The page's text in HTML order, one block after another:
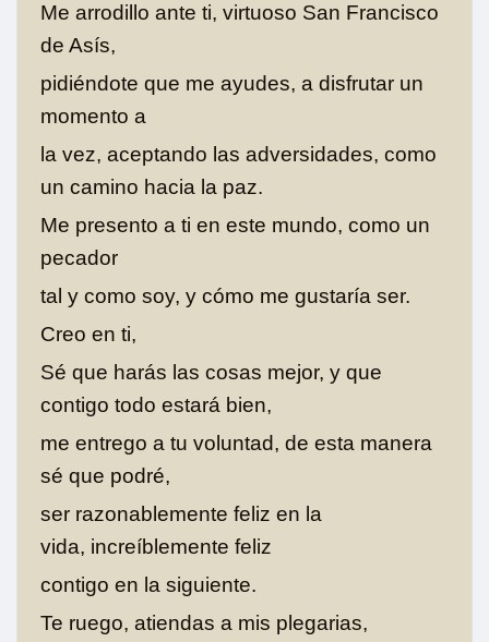
Me arrodillo ante ti, virtuoso San Francisco
de Asís,
pidiéndote que me ayudes, a disfrutar un
momento a
la vez, aceptando las adversidades, como
un camino hacia la paz.
Me presento a ti en este mundo, como un
pecador
tal y como soy, y cómo me gustaría ser.
Creo en ti,
Sé que harás las cosas mejor, y que
contigo todo estará bien,
me entrego a tu voluntad, de esta manera
sé que podré,
ser razonablemente feliz en la
vida, increíblemente feliz
contigo en la siguiente.
Te ruego, atiendas a mis plegarias,